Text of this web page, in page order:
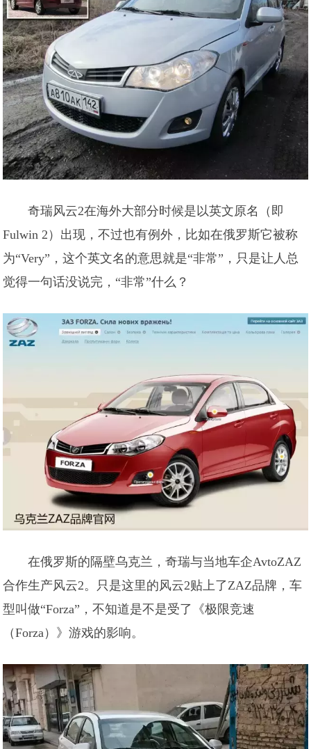
奇瑞风云2在海外大部分时候是以英文原名（即
Fulwin 2）出现，不过也有例外，比如在俄罗斯它被称
为“Very”，这个英文名的意思就是“非常”，只是让人总
觉得一句话没说完，“非常”什么？
在俄罗斯的隔壁乌克兰，奇瑞与当地车企AvtoZAZ
合作生产风云2。只是这里的风云2贴上了ZAZ品牌，车
型叫做“Forza”，不知道是不是受了《极限竞速
（Forza）》游戏的影响。